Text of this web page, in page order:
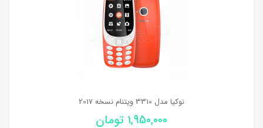
نوکیا مدل 3310 ویتنام نسخه 2017
1,950,000 تومان